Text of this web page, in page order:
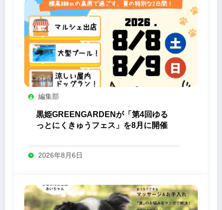
編集部
黒姫GREENGARDENが「第4回ゆる
っとにくきゅうフェス」を8月に開催
2026年8月6日